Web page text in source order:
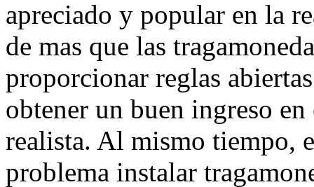
apreciado y popular en la
de mas que las
proporcionar reglas
obtener un buen ingreso
realista. Al mismo tiempo,
problema instalar